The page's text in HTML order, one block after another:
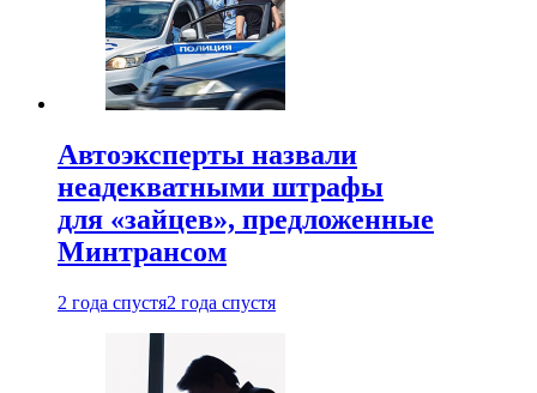
Автоэксперты назвали
неадекватными штрафы
для «зайцев», предложенные
Минтрансом
2 года спустя2 года спустя